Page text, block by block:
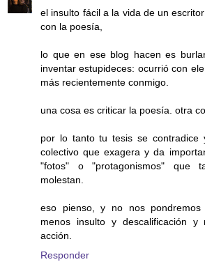
el insulto fácil a la vida de un
con la poesía,
lo que en ese blog hacen es
inventar estupideces: ocurrió con
más recientemente conmigo.
una cosa es criticar la poesía. otra
por lo tanto tu tesis se contradice
colectivo que exagera y da
"fotos" o "protagonismos" que
molestan.
eso pienso, y no nos
menos insulto y descalificación
acción.
Responder